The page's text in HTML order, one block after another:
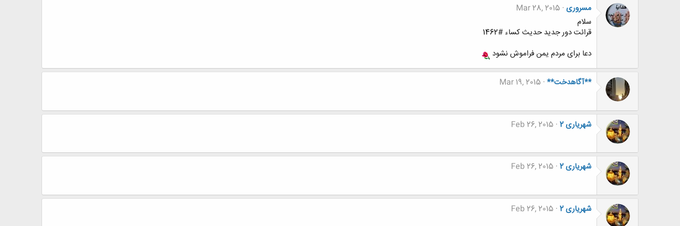
مسروری Mar 28, 2015
سلام
قرائت دور جدید حدیث کساء #1462
دعا برای مردم یمن فراموش نشود
**آگاهدخت** Mar 19, 2015
شهریاری 2 Feb 26, 2015
شهریاری 2 Feb 26, 2015
شهریاری 2 Feb 26, 2015